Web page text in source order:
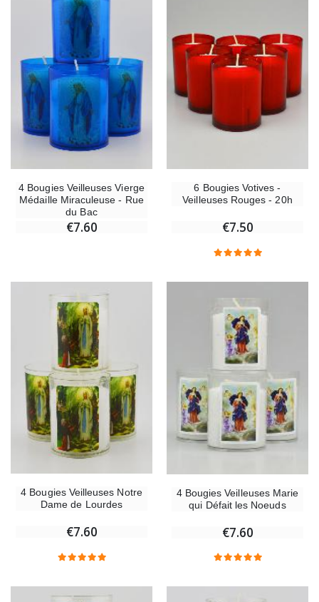
4 Bougies Veilleuses Vierge
Médaille Miraculeuse - Rue
du Bac
€7.60
6 Bougies Votives -
Veilleuses Rouges - 20h
€7.50
4 Bougies Veilleuses Notre
Dame de Lourdes
€7.60
4 Bougies Veilleuses Marie
qui Défait les Noeuds
€7.60